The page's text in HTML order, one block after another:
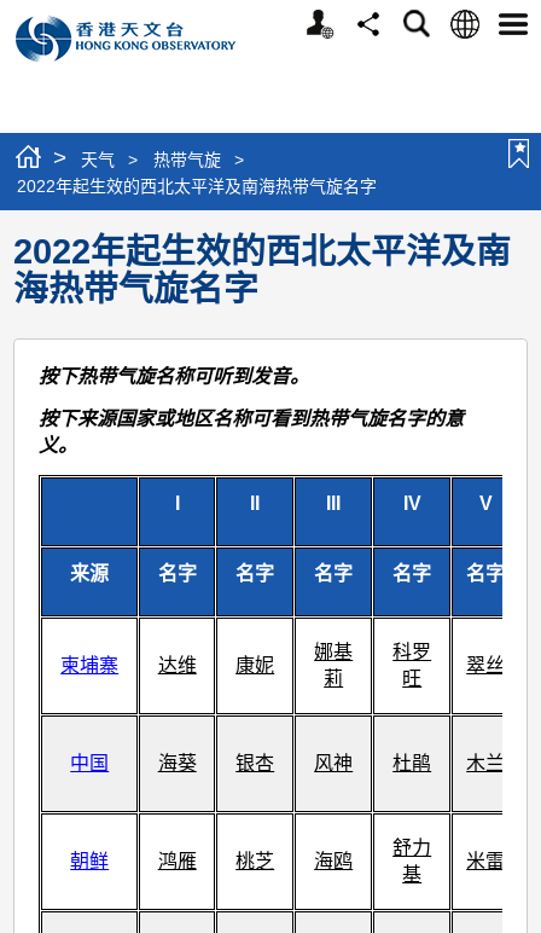
个
分
搜
语
选
> 天气 > 热带气旋
>
2022年起生效的西北太平洋及南海热带气旋名字
2022年起生效的西北太平洋及南
海热带气旋名字
按下热带气旋名称可听到发音。
按下来源国家或地区名称可看到热带气旋名字的意
义。
IV V
来源 名字 名字 名字 名字 名字
柬埔寨 达维 康妮
娜基
莉
科罗
旺
翠丝
中国 海葵 银杏 风神 杜鹃 木兰
朝鲜 鸿雁 桃芝 海鸥
舒力
基
米雷